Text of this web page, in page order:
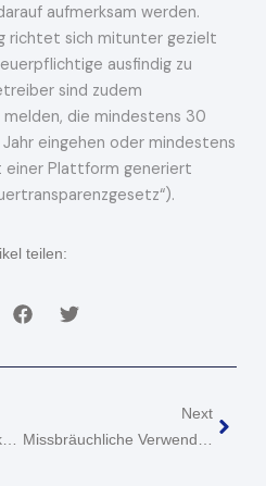
aufmerksam werden.
richtet sich mitunter gezielt
ausfindig zu
sind zudem
die mindestens 30
eingehen oder mindestens
einer Plattform generiert
teilen:
Nachfolgesuche: Schenkung Von Gesellschaftsanteilen An Mitarbeiter Kein „Arbeitslohn“
Next
Missbräuchliche Verwendung Der Kleinunternehmerregelung Durch Eheleute Mit Ähnlichen Unternehmen?